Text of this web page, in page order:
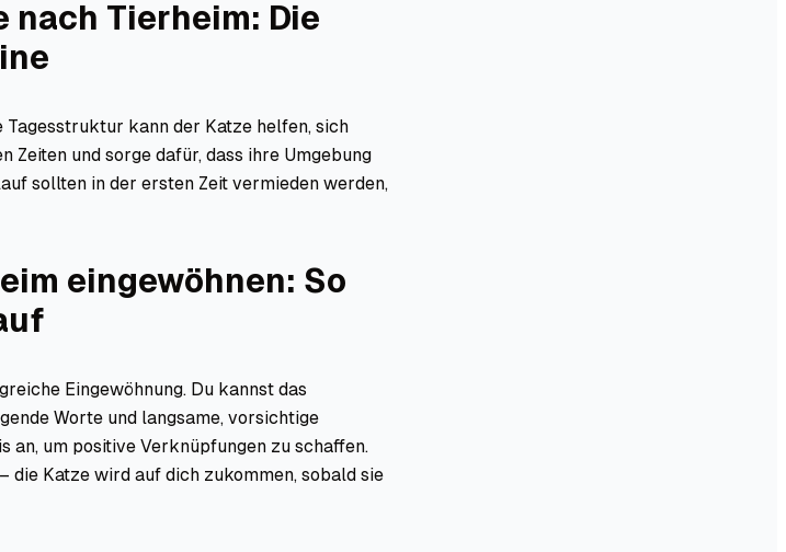
nach Tierheim: Die
Tagesstruktur kann der Katze helfen, sich
und sorge dafür, dass ihre Umgebung
sollten in der ersten Zeit vermieden werden,
eingewöhnen: So
Eingewöhnung. Du kannst das
Worte und langsame, vorsichtige
an, um positive Verknüpfungen zu schaffen.
die Katze wird auf dich zukommen, sobald sie